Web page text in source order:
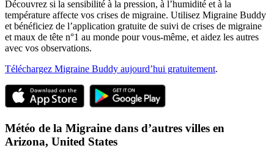
Découvrez si la sensibilité à la pression, à l’humidité et à la
température affecte vos crises de migraine. Utilisez Migraine Buddy
et bénéficiez de l’application gratuite de suivi de crises de migraine
et maux de tête n°1 au monde pour vous-même, et aidez les autres
avec vos observations.
Téléchargez Migraine Buddy aujourd’hui gratuitement.
Météo de la Migraine dans d’autres villes en
Arizona, United States